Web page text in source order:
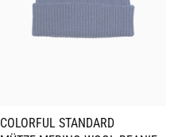
COLORFUL STANDARD